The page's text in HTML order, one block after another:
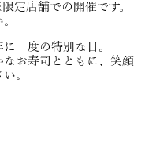
定店舗での開催です。
一度の特別な日。
お寿司とともに、笑顔
。